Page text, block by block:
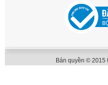
Bản quyền © 2015